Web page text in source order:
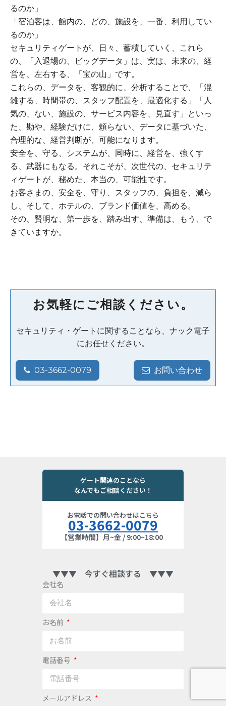
るのか」
「宿泊客は、館内の、どの、施設を、一番、利用してい
るのか」
セキュリティゲートが、日々、蓄積していく、これら
の、「入退場の、ビッグデータ」は、実は、未来の、経
営を、左右する、「宝の山」です。
これらの、データを、客観的に、分析することで、「混
雑する、時間帯の、スタッフ配置を、最適化する」「人
気の、ない、施設の、サービス内容を、見直す」といっ
た、勘や、経験だけに、頼らない、データに基づいた、
合理的な、経営判断が、可能になります。
安全を、守る、システムが、同時に、経営を、強くす
る、武器にもなる。それこそが、次世代の、セキュリテ
ィゲートが、秘めた、本当の、可能性です。
お客さまの、安全を、守り、スタッフの、負担を、減ら
し、そして、ホテルの、ブランド価値を、高める。
その、賢明な、第一歩を、踏み出す、準備は、もう、で
きていますか。
お気軽にご相談ください。
セキュリティ・ゲートに関することなら、ナック電子
にお任せください。
03-3662-0079 お問い合わせ
ゲート関連のことなら
なんでもご相談ください！
お電話での問い合わせはこちら
03-3662-0079
【営業時間】月~金 / 9:00~18:00
▼▼▼ 今すぐ相談する ▼▼▼
会社名
お名前
電話番号
メールアドレス